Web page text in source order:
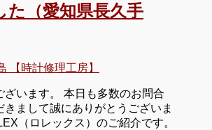
た（愛知県長久手
【時計修理工房】
ざいます。 本日も多数のお問合
まして誠にありがとうございま
（ロレックス）のご紹介です。